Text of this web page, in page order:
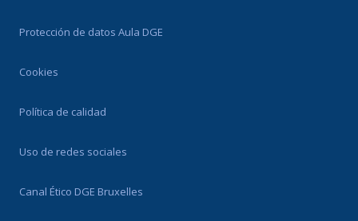
Protección de datos Aula DGE
Cookies
Política de calidad
Uso de redes sociales
Canal Ético DGE Bruxelles